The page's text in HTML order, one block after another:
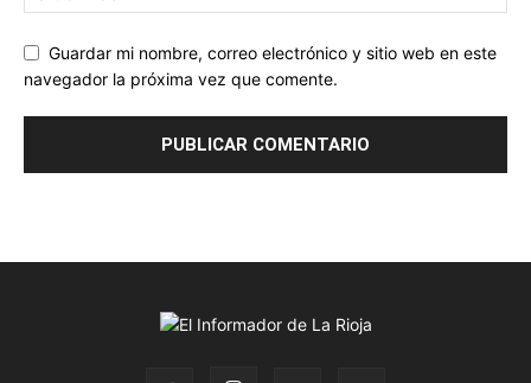
Guardar mi nombre, correo electrónico y sitio web en este
navegador la próxima vez que comente.